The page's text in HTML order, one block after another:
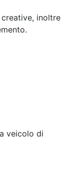
inoltre
veicolo di